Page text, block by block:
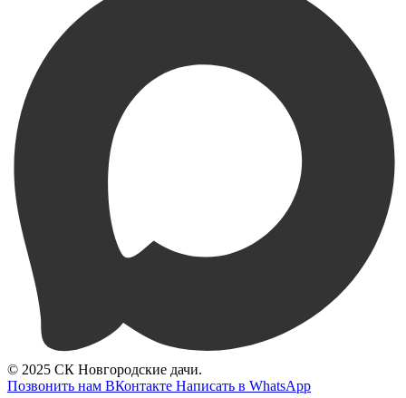
© 2025 СК Новгородские дачи.
Позвонить нам ВКонтакте Написать в WhatsApp